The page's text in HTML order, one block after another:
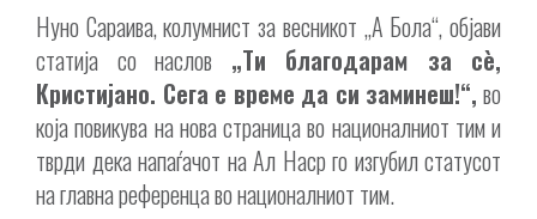
Нуно Сараива, колумнист за весникот „А Бола“, објави
статија со наслов „Ти благодарам за сè,
Кристијано. Сега е време да си заминеш!“, во
која повикува на нова страница во националниот тим и
тврди дека напаѓачот на Ал Наср го изгубил статусот
на главна референца во националниот тим.